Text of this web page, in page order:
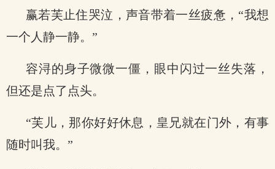
赢若芙止住哭泣，声音带着一丝疲惫，“我想
一个人静一静。”
容浔的身子微微一僵，眼中闪过一丝失落，
但还是点了点头。
“芙儿，那你好好休息，皇兄就在门外，有事
随时叫我。”